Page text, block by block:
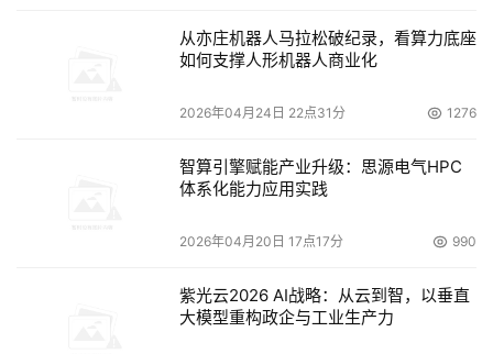
从亦庄机器人马拉松破纪录，看算力底座
如何支撑人形机器人商业化
2026年04月24日 22点31分 1276
智算引擎赋能产业升级：思源电气HPC
体系化能力应用实践
2026年04月20日 17点17分 990
紫光云2026 AI战略：从云到智，以垂直
大模型重构政企与工业生产力